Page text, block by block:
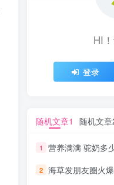
HI
登录
随机文章1 随机文章
1 营养满满 驼奶多
2 海草发朋友圈火爆
HI
登录
随机文章1 随机文章
1 营养满满 驼奶多
2 海草发朋友圈火爆